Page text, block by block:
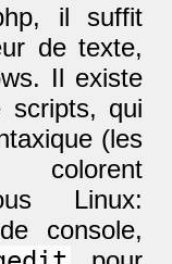
il suffit
de texte,
Il existe
scripts, qui
(les
Linux:
console,